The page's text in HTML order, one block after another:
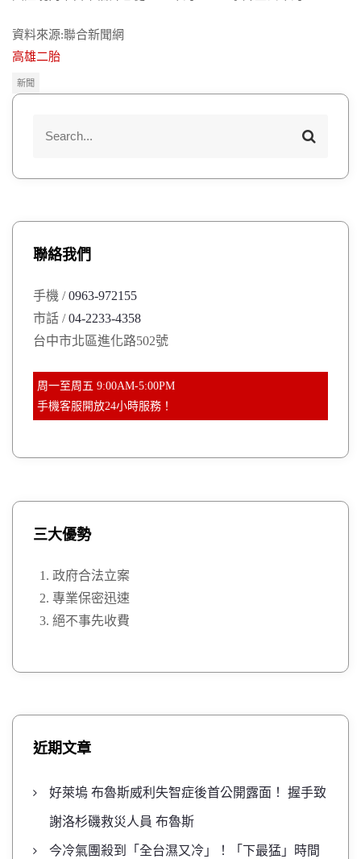
資料來源:聯合新聞網
高雄二胎
新聞
f
S
r
聯絡我們
手機 /0963-972155
市話 /04-2233-4358
台中市北區進化路502號
周一至周五 9:00AM-5:00PM
手機客服開放24小時服務！
三大優勢
政府合法立案
專業保密迅速
絕不事先收費
近期文章
好萊塢 布魯斯威利失智症後首公開露面！ 握手致
謝洛杉磯救災人員 布魯斯
今冷氣團殺到「全台濕又冷」！「下最猛」時間